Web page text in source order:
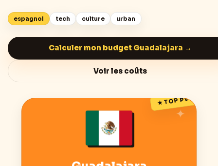
espagnol tech culture urban
Calculer mon budget Guadalajara →
Voir les coûts
★ TOP PVT